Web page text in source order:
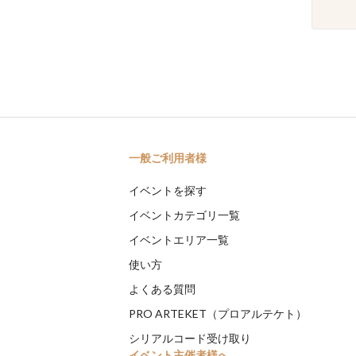
一般ご利用者様
イベントを探す
イベントカテゴリ一覧
イベントエリア一覧
使い方
よくある質問
PRO ARTEKET（プロアルテケト）
シリアルコード受け取り